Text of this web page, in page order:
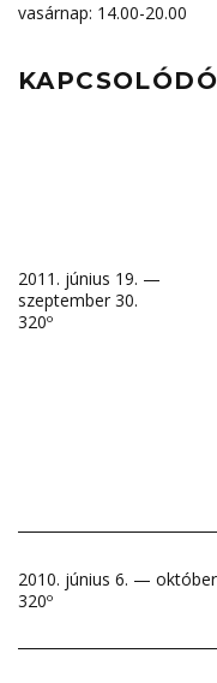
vasárnap: 14.00-20.00
2011. június 19. —
szeptember 30.
320º
2010. június 6. —
320º